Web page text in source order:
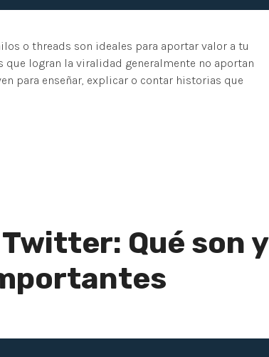
o threads son ideales para aportar valor a tu
logran la viralidad generalmente no aportan
para enseñar, explicar o contar historias que
Qué son y